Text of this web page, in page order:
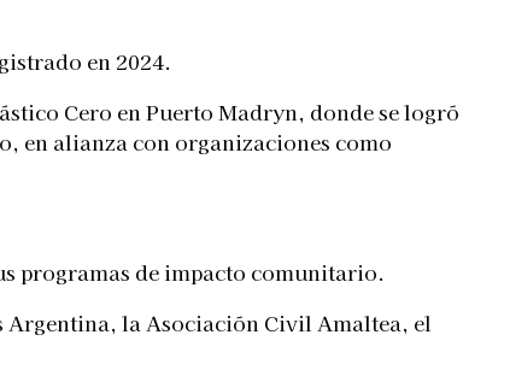
en 2024.
Cero en Puerto Madryn, donde se logró
en alianza con organizaciones como
programas de impacto comunitario.
Argentina, la Asociación Civil Amaltea, el